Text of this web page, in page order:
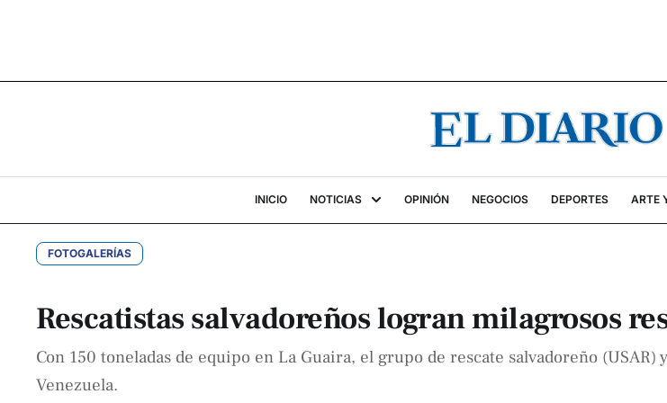
INICIO NOTICIAS OPINIÓN NEGOCIOS DEPORTES ARTE
FOTOGALERÍAS
Rescatistas salvadoreños logran milagrosos
Con 150 toneladas de equipo en La Guaira, el grupo de rescate salvadoreño
Venezuela.